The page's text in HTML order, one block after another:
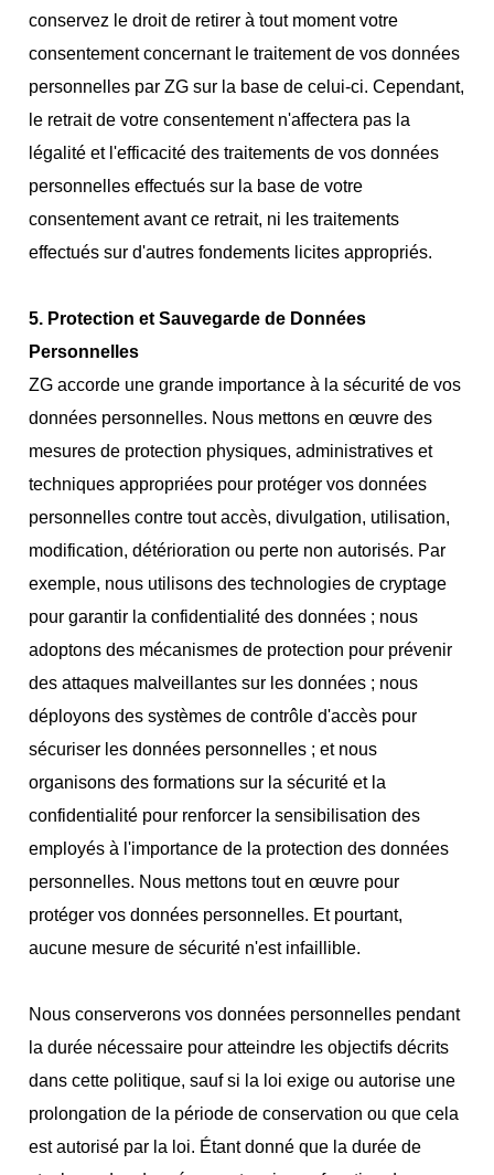
conservez le droit de retirer à tout moment votre
consentement concernant le traitement de vos données
personnelles par ZG sur la base de celui-ci. Cependant,
le retrait de votre consentement n'affectera pas la
légalité et l'efficacité des traitements de vos données
personnelles effectués sur la base de votre
consentement avant ce retrait, ni les traitements
effectués sur d'autres fondements licites appropriés.
5. Protection et Sauvegarde de Données
Personnelles
ZG accorde une grande importance à la sécurité de vos
données personnelles. Nous mettons en œuvre des
mesures de protection physiques, administratives et
techniques appropriées pour protéger vos données
personnelles contre tout accès, divulgation, utilisation,
modification, détérioration ou perte non autorisés. Par
exemple, nous utilisons des technologies de cryptage
pour garantir la confidentialité des données ; nous
adoptons des mécanismes de protection pour prévenir
des attaques malveillantes sur les données ; nous
déployons des systèmes de contrôle d'accès pour
sécuriser les données personnelles ; et nous
organisons des formations sur la sécurité et la
confidentialité pour renforcer la sensibilisation des
employés à l'importance de la protection des données
personnelles. Nous mettons tout en œuvre pour
protéger vos données personnelles. Et pourtant,
aucune mesure de sécurité n'est infaillible.
Nous conserverons vos données personnelles pendant
la durée nécessaire pour atteindre les objectifs décrits
dans cette politique, sauf si la loi exige ou autorise une
prolongation de la période de conservation ou que cela
est autorisé par la loi. Étant donné que la durée de